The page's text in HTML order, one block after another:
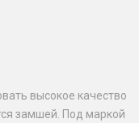
высокое качество
замшей. Под маркой